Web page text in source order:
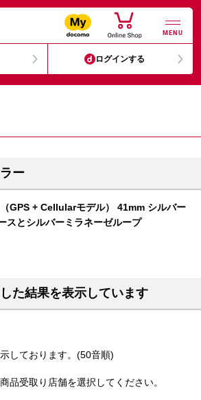
MENU
ログインする
ー
GPS + Cellularモデル） 41mm シルバー
スとシルバーミラネーゼループ
た結果を表示しています
しております。(50音順)
品受取り店舗を選択してください。